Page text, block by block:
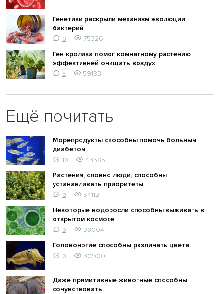
Генетики раскрыли механизм эволюции
бактерий
0
75326
Ген кролика помог комнатному растению
эффективней очищать воздух
3 59183
Ещё почитать
Морепродукты способны помочь больным
диабетом
10
43585
Растения, словно люди, способны
устанавливать приоритеты
0
54112
Некоторые водоросли способны выживать в
открытом космосе
0
38004
Головоногие способны различать цвета
0 30900
Даже примитивные животные способны
сочувствовать